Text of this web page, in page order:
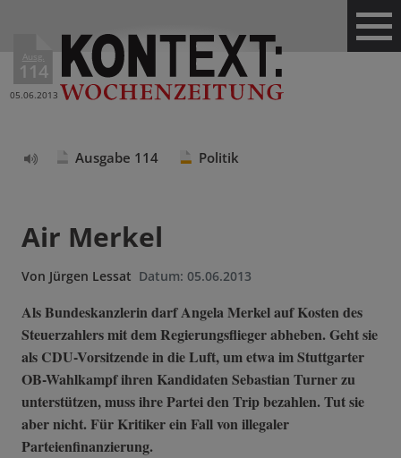
Ausg.
114
05.06.2013
Ausgabe 114 Politik
Air Merkel
Von Jürgen Lessat Datum: 05.06.2013
Als Bundeskanzlerin darf Angela Merkel auf Kosten des
Steuerzahlers mit dem Regierungsflieger abheben. Geht sie
als CDU-Vorsitzende in die Luft, um etwa im Stuttgarter
OB-Wahlkampf ihren Kandidaten Sebastian Turner zu
unterstützen, muss ihre Partei den Trip bezahlen. Tut sie
aber nicht. Für Kritiker ein Fall von illegaler
Parteienfinanzierung.